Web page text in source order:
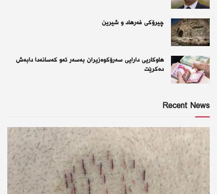
چیرۆكی فەرهاد و شیرین
هاوکاریی دارایی سەرۆکوەزیران بەسەر ئەو كەسانەدا دابەش
دەکرێت
Recent News